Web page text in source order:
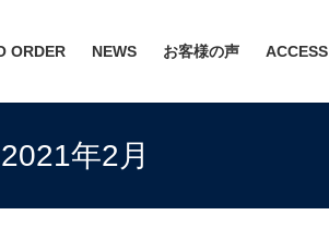
ORDER NEWS お客様の声 ACCESS
2021年2月